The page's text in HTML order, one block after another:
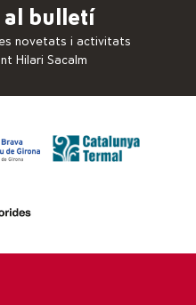
al bulletí
novetats i activitats
Hilari Sacalm